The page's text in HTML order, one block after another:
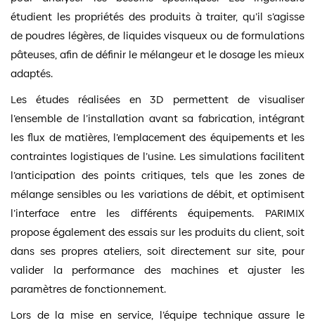
étudient les propriétés des produits à traiter, qu’il s’agisse
de poudres légères, de liquides visqueux ou de formulations
pâteuses, afin de définir le mélangeur et le dosage les mieux
adaptés.
Les études réalisées en 3D permettent de visualiser
l’ensemble de l’installation avant sa fabrication, intégrant
les flux de matières, l’emplacement des équipements et les
contraintes logistiques de l’usine. Les simulations facilitent
l’anticipation des points critiques, tels que les zones de
mélange sensibles ou les variations de débit, et optimisent
l’interface entre les différents équipements. PARIMIX
propose également des essais sur les produits du client, soit
dans ses propres ateliers, soit directement sur site, pour
valider la performance des machines et ajuster les
paramètres de fonctionnement.
Lors de la mise en service, l’équipe technique assure le